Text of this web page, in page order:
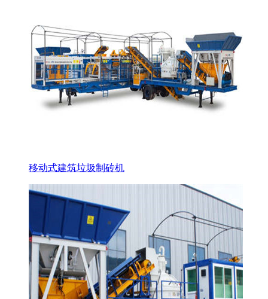
移动式建筑垃圾制砖机